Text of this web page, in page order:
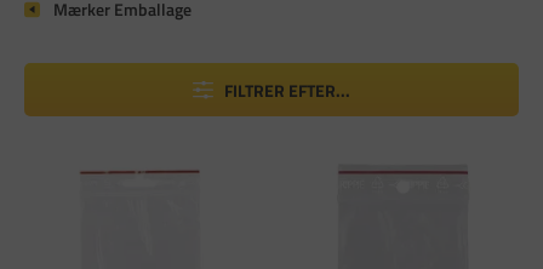
Mærker Emballage
FILTRER EFTER...